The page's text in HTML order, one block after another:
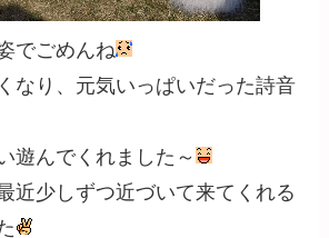
でごめんね
なり、元気いっぱいだった詩音
遊んでくれました～
近少しずつ近づいて来てくれる